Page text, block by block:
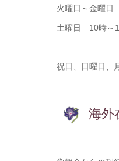
火曜日～金曜
土曜日 10時～
祝日、日曜日、
海外